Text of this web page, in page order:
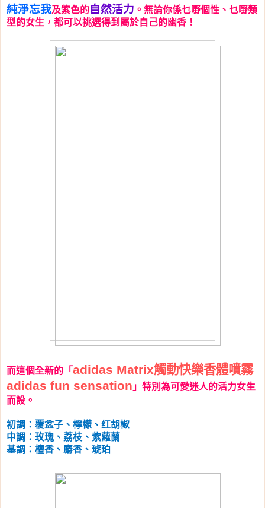
純淨忘我及紫色的自然活力 。無論你係乜嘢個性、乜嘢類
型的女生，都可以挑選得到屬於自己的幽香！
而這個全新的「adidas Matrix觸動快樂香體噴霧
adidas fun sensation」特別為可愛迷人的活力女生
而設。
初調：覆盆子、檸檬、红胡椒
中調：玫瑰、荔枝、紫蘿蘭
基調：檀香、麝香、琥珀